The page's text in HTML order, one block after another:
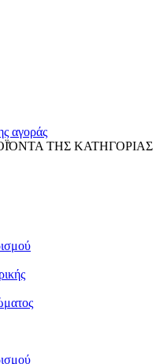
αγοράς
ΤΗΣ ΚΑΤΗΓΟΡΙΑΣ